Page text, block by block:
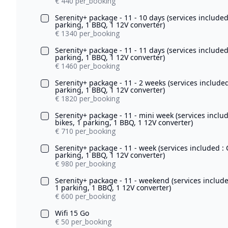
Serenity+ package - 11 - 10 days (services
parking, 1 BBQ, 1 12V converter)
€ 1340 per_booking
Serenity+ package - 11 - 11 days (services
parking, 1 BBQ, 1 12V converter)
€ 1460 per_booking
Serenity+ package - 11 - 2 weeks (services
parking, 1 BBQ, 1 12V converter)
€ 1820 per_booking
Serenity+ package - 11 - mini week (services
bikes, 1 parking, 1 BBQ, 1 12V converter)
€ 710 per_booking
Serenity+ package - 11 - week (services included
parking, 1 BBQ, 1 12V converter)
€ 980 per_booking
Serenity+ package - 11 - weekend (services
1 parking, 1 BBQ, 1 12V converter)
€ 600 per_booking
Wifi 15 Go
€ 50 per_booking